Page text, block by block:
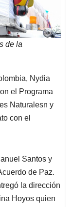
de la
Nydia
el Programa
Naturalesn y
con el
Santos y
de Paz.
la dirección
Hoyos quien